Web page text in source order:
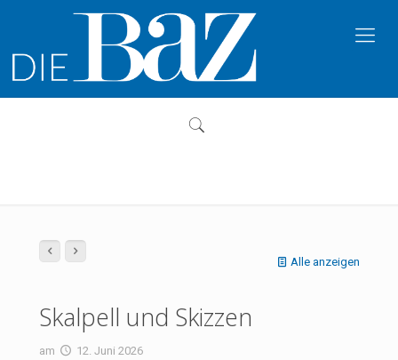
Alle anzeigen
Skalpell und Skizzen
am 12. Juni 2026